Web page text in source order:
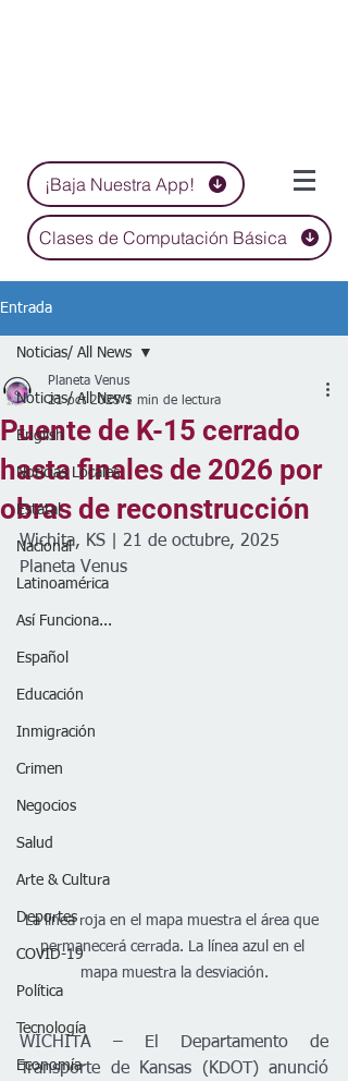
¡Baja Nuestra App!
Clases de Computación Básica
Entrada
Noticias/ All News
English
Noticias Locales
Estatal
Nacional
Latinoamérica
Así Funciona...
Español
Educación
Inmigración
Crimen
Negocios
Salud
Arte & Cultura
Deportes
COVID-19
Política
Tecnología
Economía
Noticias/ All News
Puente de K-15 cerrado
hasta finales de 2026 por
obras de reconstrucción
Planeta Venus
21 oct 2025 1 min de lectura
Wichita, KS | 21 de octubre, 2025
Planeta Venus
La línea roja en el mapa muestra el área que
permanecerá cerrada. La línea azul en el
mapa muestra la desviación.
WICHITA – El Departamento de
Transporte de Kansas (KDOT) anunció